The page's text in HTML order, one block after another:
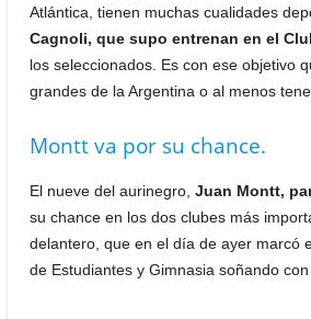
Atlántica, tienen muchas cualidades
Cagnoli, que supo entrenan en el
los seleccionados. Es con ese objetivo
grandes de la Argentina o al menos
Montt va por su chance.
El nueve del aurinegro, Juan Montt,
su chance en los dos clubes más
delantero, que en el día de ayer marcó
de Estudiantes y Gimnasia soñando con